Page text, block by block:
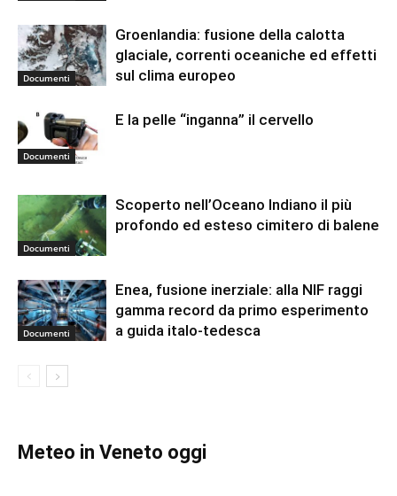
Documenti
Groenlandia: fusione della calotta
glaciale, correnti oceaniche ed effetti
sul clima europeo
Documenti
E la pelle “inganna” il cervello
Documenti
Scoperto nell’Oceano Indiano il più
profondo ed esteso cimitero di balene
Documenti
Enea, fusione inerziale: alla NIF raggi
gamma record da primo esperimento
a guida italo-tedesca
Meteo in Veneto oggi